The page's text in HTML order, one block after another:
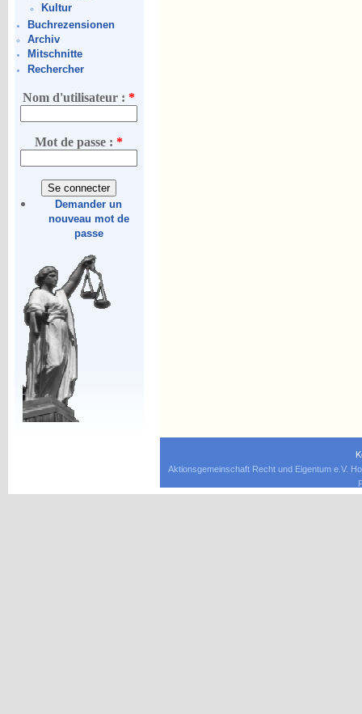
Kultur
Buchrezensionen
Archiv
Mitschnitte
Rechercher
Nom d'utilisateur :*
Mot de passe :*
Demander un
nouveau mot de
passe
Aktionsgemeinschaft Recht und Eigentum e.V.